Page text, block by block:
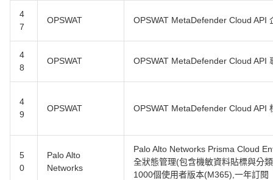
4
7
OPSWAT OPSWAT MetaDefender Cloud API
4
8
OPSWAT OPSWAT MetaDefender Cloud API
4
9
OPSWAT OPSWAT MetaDefender Cloud API
5
0
Palo Alto
Networks
Palo Alto Networks Prisma Cloud
全狀態管理(包含機敏資料貼標與分
1000個使用者版本(M365),一年訂閱